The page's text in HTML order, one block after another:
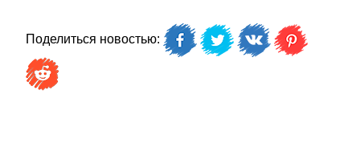
Поделиться новостью: